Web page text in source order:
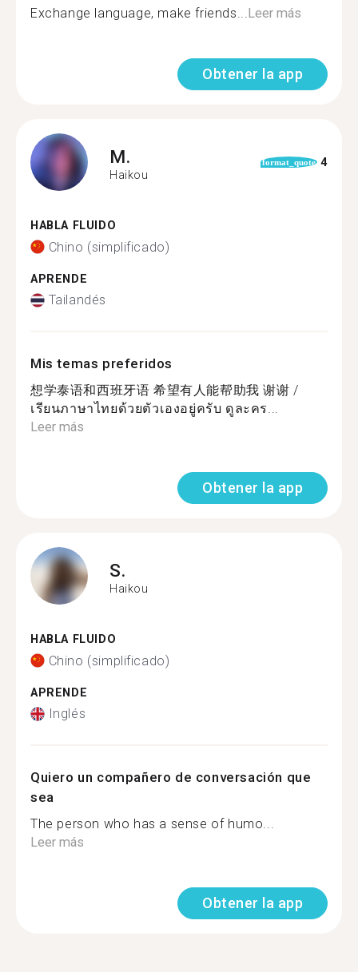
Exchange language, make friends...Leer más
Obtener la app
M.
Haikou
format_quote 4
HABLA FLUIDO
Chino (simplificado)
APRENDE
Tailandés
Mis temas preferidos
想学泰语和西班牙语 希望有人能帮助我 谢谢 /
เรียนภาษาไทยด้วยตัวเองอยู่ครับ ดูละคร...
Leer más
Obtener la app
S.
Haikou
HABLA FLUIDO
Chino (simplificado)
APRENDE
Inglés
Quiero un compañero de conversación que
sea
The person who has a sense of humo...
Leer más
Obtener la app